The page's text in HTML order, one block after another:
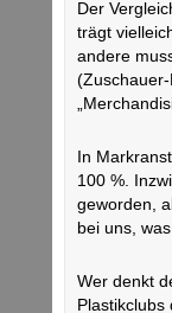
Der
trägt
andere
(Zuschauer-
In
100 %.
geworden,
bei uns,
Wer denkt
Plastikclubs